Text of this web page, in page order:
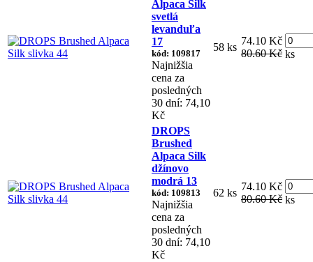
Alpaca Silk
svetlá
levanduľa
17
kód: 109817
Najnižšia
cena za
posledných
30 dní: 74,10
Kč
58 ks
74.10 Kč
80.60 Kč ks
DROPS
Brushed
Alpaca Silk
džínovo
modrá 13
kód: 109813
Najnižšia
cena za
posledných
30 dní: 74,10
Kč
62 ks
74.10 Kč
80.60 Kč ks